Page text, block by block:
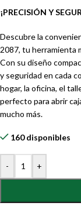
¡PRECISIÓN Y
Descubre la
2087, tu herramienta
Con su diseño
y seguridad en cada
hogar, la oficina, el
perfecto para abrir
mucho más.
160 disponibles
- +